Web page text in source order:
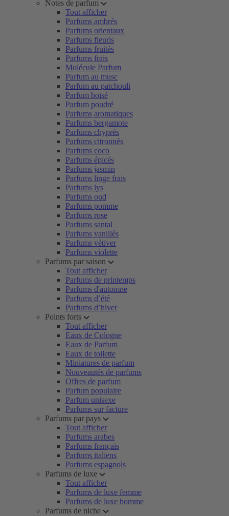
Notes de parfum
Tout afficher
Parfums ambrés
Parfums orientaux
Parfums fleuris
Parfums fruités
Parfums frais
Molécule Parfum
Parfum au musc
Parfum au patchouli
Parfum boisé
Parfum poudré
Parfums aromatiques
Parfums bergamote
Parfums chyprés
Parfums citronnés
Parfums coco
Parfums épicés
Parfums jasmin
Parfums linge frais
Parfums lys
Parfums oud
Parfums pomme
Parfums rose
Parfums santal
Parfums vanillés
Parfums vétiver
Parfums violette
Parfums par saison
Tout afficher
Parfums de printemps
Parfums d'automne
Parfums d’été
Parfums d’hiver
Points forts
Tout afficher
Eaux de Cologne
Eaux de Parfum
Eaux de toilette
Miniatures de parfum
Nouveautés de parfums
Offres de parfum
Parfum populaire
Parfum unisexe
Parfums sur facture
Parfums par pays
Tout afficher
Parfums arabes
Parfums français
Parfums italiens
Parfums espagnols
Parfums de luxe
Tout afficher
Parfums de luxe femme
Parfums de luxe homme
Parfums de niche